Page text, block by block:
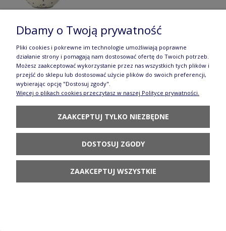
Talerz kwadratowy falbanka dł. 16,4 cm
GU1610DEK111
Garnek do kiszenia V 3,0 L Ceramika Bolesławiec
Dbamy o Twoją prywatność
Pliki cookies i pokrewne im technologie umożliwiają poprawne
działanie strony i pomagają nam dostosować ofertę do Twoich potrzeb.
Możesz zaakceptować wykorzystanie przez nas wszystkich tych plików i
przejść do sklepu lub dostosować użycie plików do swoich preferencji,
wybierając opcję "Dostosuj zgody".
Więcej o plikach cookies przeczytasz w naszej Polityce prywatności.
ZAAKCEPTUJ TYLKO NIEZBĘDNE
DOSTOSUJ ZGODY
ZAAKCEPTUJ WSZYSTKIE